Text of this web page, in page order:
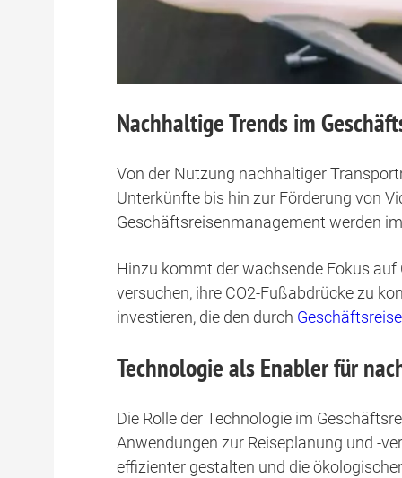
Nachhaltige Trends im
Von der Nutzung nachhaltiger
Unterkünfte bis hin zur Förderung von
Geschäftsreisenmanagement werden
Hinzu kommt der wachsende Fokus
versuchen, ihre CO2-Fußabdrücke zu
investieren, die den durch
Technologie als Enabler für
Die Rolle der Technologie im
Anwendungen zur Reiseplanung und -
effizienter gestalten und die